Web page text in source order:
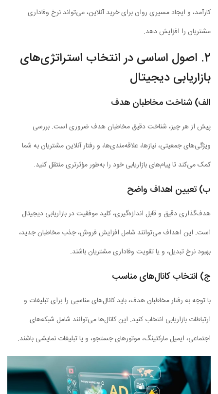
کارآمد، و ایجاد مسیری روان برای خرید آنلاین، می‌تواند نرخ وفاداری
مشتریان را افزایش دهد.
2. اصول اساسی در انتخاب استراتژی‌های
بازاریابی دیجیتال
الف) شناخت مخاطبان هدف
پیش از هر چیز، شناخت دقیق مخاطبان هدف ضروری است. بررسی
ویژگی‌های جمعیتی، نیازها، علاقه‌مندی‌ها، و رفتار آنلاین مشتریان به شما
کمک می‌کند تا پیام‌های بازاریابی خود را به‌طور مؤثرتری منتقل کنید.
ب) تعیین اهداف واضح
هدف‌گذاری دقیق و قابل اندازه‌گیری، کلید موفقیت در بازاریابی دیجیتال
است. این اهداف می‌توانند شامل افزایش فروش، جذب مخاطبان جدید،
بهبود نرخ تبدیل، و یا تقویت وفاداری مشتریان باشند.
ج) انتخاب کانال‌های مناسب
با توجه به رفتار مخاطبان هدف، باید کانال‌های مناسبی را برای تبلیغات و
ارتباطات بازاریابی انتخاب کنید. این کانال‌ها می‌توانند شامل شبکه‌های
اجتماعی، ایمیل مارکتینگ، موتورهای جستجو، و یا تبلیغات نمایشی باشند.